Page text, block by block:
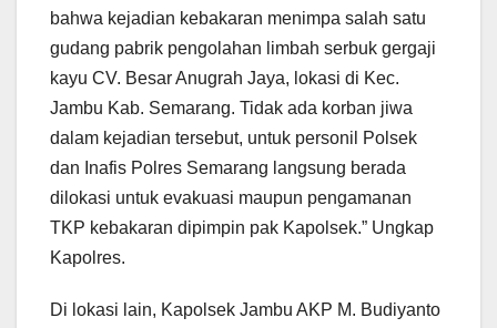
bahwa kejadian kebakaran menimpa salah satu
gudang pabrik pengolahan limbah serbuk gergaji
kayu CV. Besar Anugrah Jaya, lokasi di Kec.
Jambu Kab. Semarang. Tidak ada korban jiwa
dalam kejadian tersebut, untuk personil Polsek
dan Inafis Polres Semarang langsung berada
dilokasi untuk evakuasi maupun pengamanan
TKP kebakaran dipimpin pak Kapolsek.” Ungkap
Kapolres.
Di lokasi lain, Kapolsek Jambu AKP M. Budiyanto